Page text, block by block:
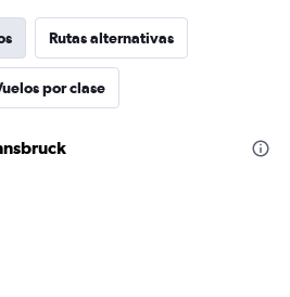
Rutas alternativas
por clase